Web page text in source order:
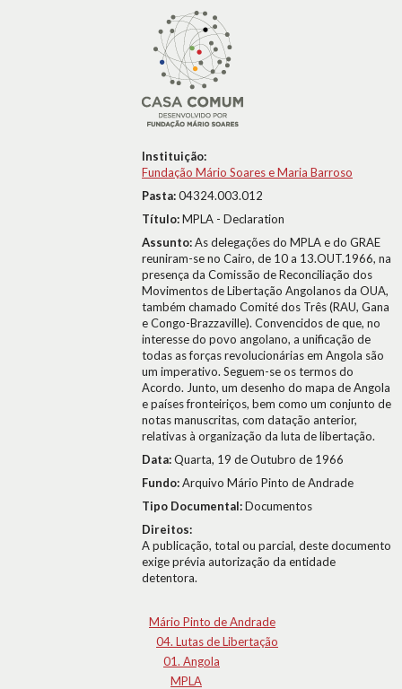
Instituição:
Fundação Mário Soares e Maria Barroso
Pasta:04324.003.012
Título:MPLA - Declaration
Assunto:As delegações do MPLA e do GRAE
reuniram-se no Cairo, de 10 a 13.OUT.1966, na
presença da Comissão de Reconciliação dos
Movimentos de Libertação Angolanos da OUA,
também chamado Comité dos Três (RAU, Gana
e Congo-Brazzaville). Convencidos de que, no
interesse do povo angolano, a unificação de
todas as forças revolucionárias em Angola são
um imperativo. Seguem-se os termos do
Acordo. Junto, um desenho do mapa de Angola
e países fronteiriços, bem como um conjunto de
notas manuscritas, com datação anterior,
relativas à organização da luta de libertação.
Data:Quarta, 19 de Outubro de 1966
Fundo:Arquivo Mário Pinto de Andrade
Tipo Documental:Documentos
Direitos:
A publicação, total ou parcial, deste documento
exige prévia autorização da entidade
detentora.
Mário Pinto de Andrade
04. Lutas de Libertação
01. Angola
MPLA